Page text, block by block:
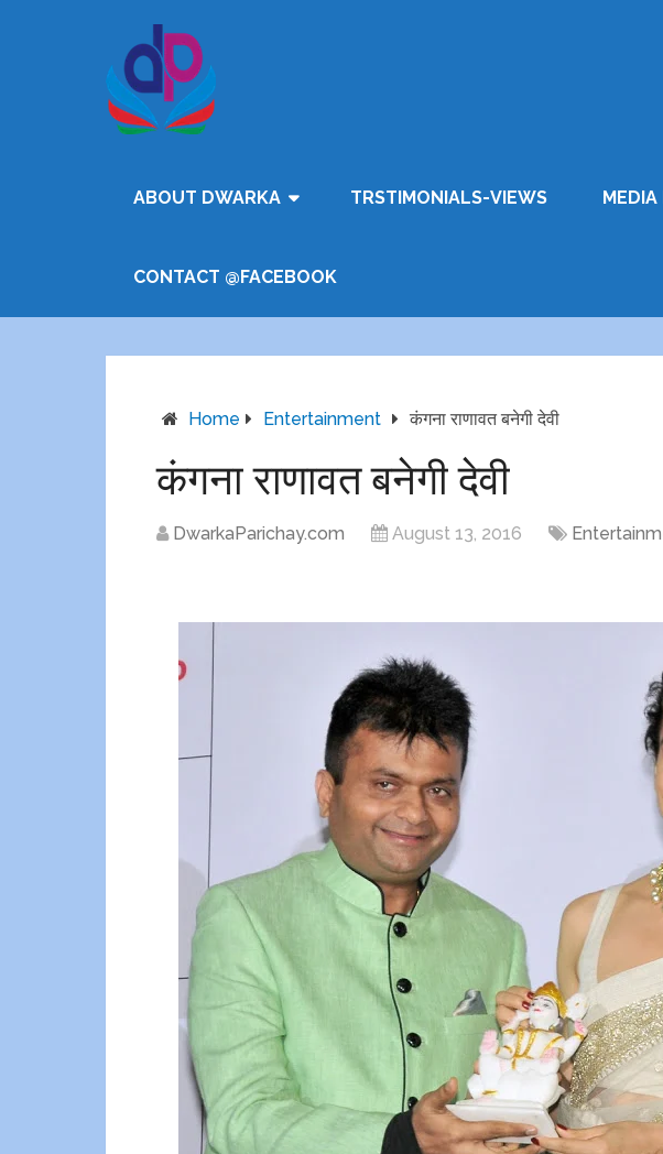
ABOUT DWARKA TRSTIMONIALS-VIEWS
CONTACT @FACEBOOK
Home Entertainment कंगना राणावत बनेगी देवी
कंगना राणावत बनेगी देवी
DwarkaParichay.com August 13, 2016